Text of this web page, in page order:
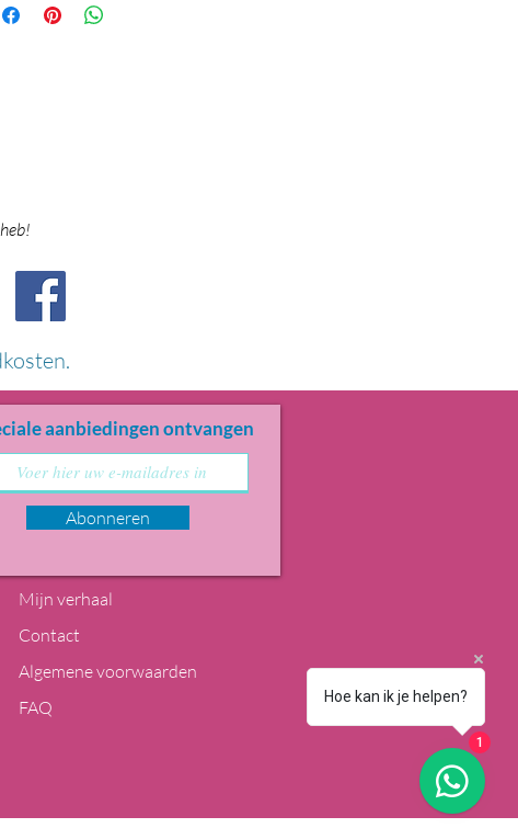
aanbiedingen ontvangen
Abonneren
Mijn verhaal
Contact
Algemene voorwaarden
FAQ
Hoe kan ik je helpen?
1